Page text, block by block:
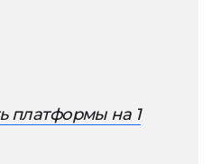
платформы на 1